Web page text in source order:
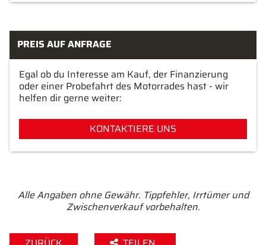
PREIS AUF ANFRAGE
Egal ob du Interesse am Kauf, der Finanzierung
oder einer Probefahrt des Motorrades hast - wir
helfen dir gerne weiter:
KONTAKTIERE UNS
Alle Angaben ohne Gewähr. Tippfehler, Irrtümer und
Zwischenverkauf vorbehalten.